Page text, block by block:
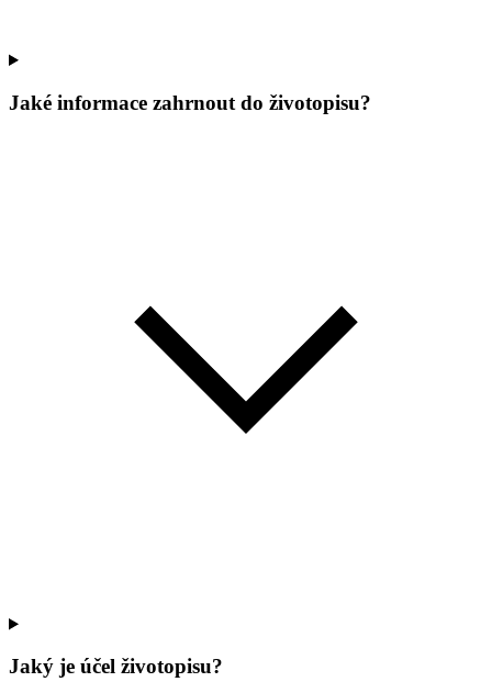
Jaké informace zahrnout do životopisu?
Jaký je účel životopisu?